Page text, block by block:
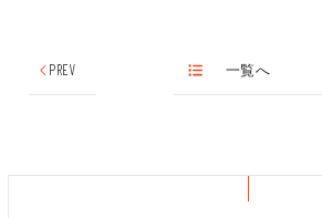
PREV 一覧へ